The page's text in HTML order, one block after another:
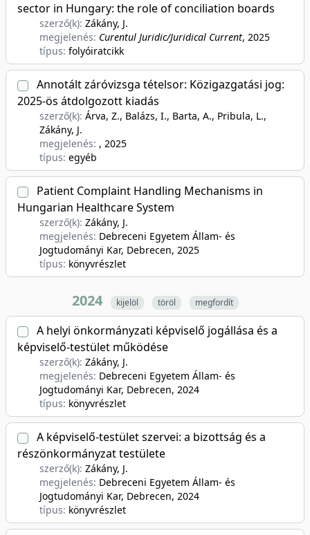
sector in Hungary: the role of conciliation boards
szerző(k): Zákány, J.
megjelenés: Curentul Juridic/Juridical Current, 2025
típus: folyóiratcikk
Annotált záróvizsga tételsor: Közigazgatási jog:
2025-ös átdolgozott kiadás
szerző(k): Árva, Z., Balázs, I., Barta, A., Pribula, L.,
Zákány, J.
megjelenés: , 2025
típus: egyéb
Patient Complaint Handling Mechanisms in
Hungarian Healthcare System
szerző(k): Zákány, J.
megjelenés: Debreceni Egyetem Állam- és
Jogtudományi Kar, Debrecen, 2025
típus: könyvrészlet
2024 kijelöl töröl megfordít
A helyi önkormányzati képviselő jogállása és a
képviselő-testület működése
szerző(k): Zákány, J.
megjelenés: Debreceni Egyetem Állam- és
Jogtudományi Kar, Debrecen, 2024
típus: könyvrészlet
A képviselő-testület szervei: a bizottság és a
részönkormányzat testülete
szerző(k): Zákány, J.
megjelenés: Debreceni Egyetem Állam- és
Jogtudományi Kar, Debrecen, 2024
típus: könyvrészlet